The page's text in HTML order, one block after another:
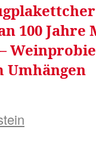
100 Jahre
Umhängen